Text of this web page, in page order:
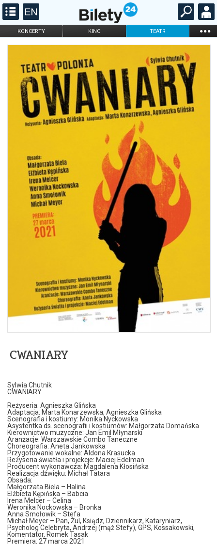
KONCERTY KINO TEATR ...
FILHARMONIA OPERA I BALET
DLA DZIECI
ONLINE KARNETY
CWANIARY
Sylwia Chutnik
CWANIARY
Reżyseria: Agnieszka Glińska
Adaptacja: Marta Konarzewska, Agnieszka Glińska
Scenografia i kostiumy: Monika Nyckowska
Asystentka ds. scenografii i kostiumów: Małgorzata Domańska
Kierownictwo muzyczne: Jan Emil Młynarski
Aranżacje: Warszawskie Combo Taneczne
Choreografia: Aneta Jankowska
Przygotowanie wokalne: Aldona Krasucka
Reżyseria światła i projekcje: Maciej Edelman
Producent wykonawcza: Magdalena Kłosińska
Realizacja dźwięku: Michał Tatara
Obsada:
Małgorzata Biela – Halina
Elżbieta Kępińska – Babcia
Irena Melcer – Celina
Weronika Nockowska – Bronka
Anna Smołowik – Stefa
Michał Meyer – Pan, Żul, Ksiądz, Dziennikarz, Kataryniarz,
Psycholog Celebryta, Andrzej (mąż Stefy), GPS, Kossakowski,
Komentator, Romek Tasak
Premiera: 27 marca 2021